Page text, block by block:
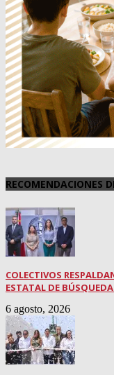
RECOMENDACIONES
COLECTIVOS
ESTATAL DE
6 agosto, 2026